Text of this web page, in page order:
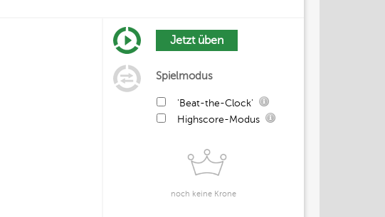
Jetzt üben
Spielmodus
'Beat-the-Clock'
Highscore-Modus
noch keine Krone